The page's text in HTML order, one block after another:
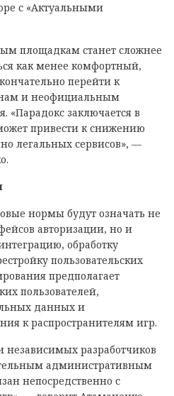
с «Актуальными
площадкам станет сложнее
как менее комфортный,
перейти к
и неофициальным
«Парадокс заключается в
привести к снижению
легальных сервисов», —
нормы будут означать не
авторизации, но и
обработку
пользовательских
предполагает
пользователей,
данных и
к распространителям игр.
разработчиков
административным
непосредственно с